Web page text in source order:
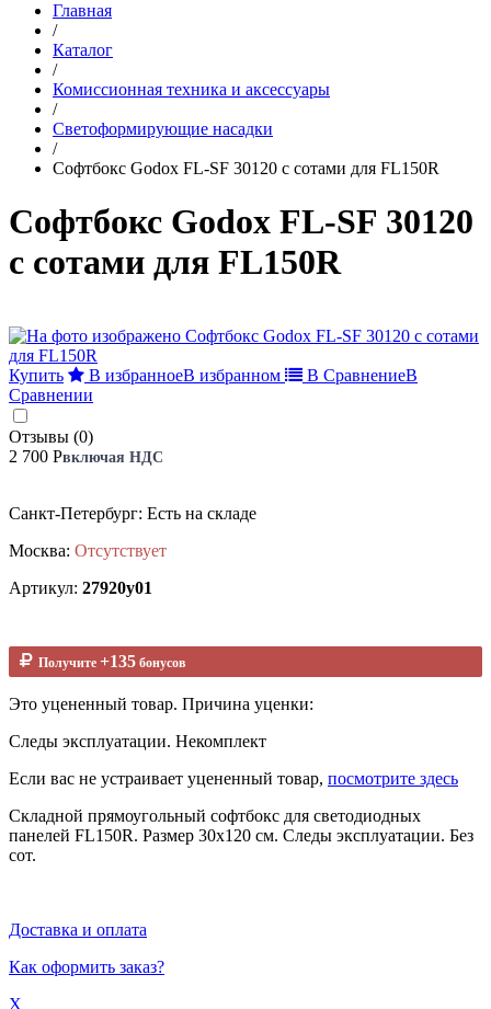
Главная
/
Каталог
/
Комиссионная техника и аксессуары
/
Светоформирующие насадки
/
Софтбокс Godox FL-SF 30120 с сотами для FL150R
Софтбокс Godox FL-SF 30120
с сотами для FL150R
Купить В избранноеВ избранном В СравнениеВ
Сравнении
Отзывы (0)
2 700 Рвключая НДС
Санкт-Петербург: Есть на складе
Москва: Отсутствует
Артикул: 27920у01
Получите +135 бонусов
Это уцененный товар. Причина уценки:
Следы эксплуатации. Некомплект
Если вас не устраивает уцененный товар, посмотрите здесь
Складной прямоугольный софтбокс для светодиодных
панелей FL150R. Размер 30х120 см. Следы эксплуатации. Без
сот.
Доставка и оплата
Как оформить заказ?
X